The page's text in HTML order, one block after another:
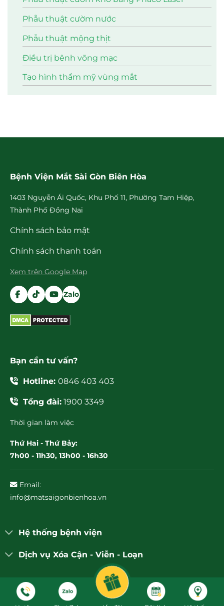
Phẫu thuật cườm nước
Phẫu thuật mộng thịt
Điều trị bênh võng mạc
Tạo hình thẩm mỹ vùng mắt
Bệnh Viện Mắt Sài Gòn Biên Hòa
1403 Nguyễn Ái Quốc, Khu Phố 11, Phường Tam Hiệp,
Thành Phố Đồng Nai
Chính sách bảo mật
Chính sách thanh toán
Xem trên Google Map
Zalo
Bạn cần tư vấn?
Hotline: 0846 403 403
Tổng đài: 1900 3349
Thời gian làm việc
Thứ Hai - Thứ Bảy:
7h00 - 11h30, 13h00 - 16h30
Email:
info@matsaigonbienhoa.vn
Hệ thống bệnh viện
Dịch vụ Xóa Cận - Viễn - Loạn
© Bệnh viện Mắt Sài Gòn Biên Hòa 2026. All Rights
Reserved.